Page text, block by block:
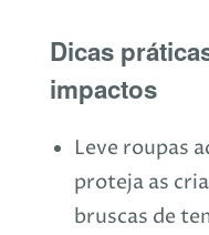
Dicas
impactos
Leve roupas
proteja as
bruscas de